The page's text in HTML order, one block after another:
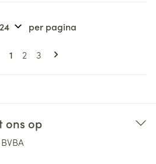
Pagina's
U lees momenteel pagina
1 Pagina
2 Pagina
3
per pagina
ons op